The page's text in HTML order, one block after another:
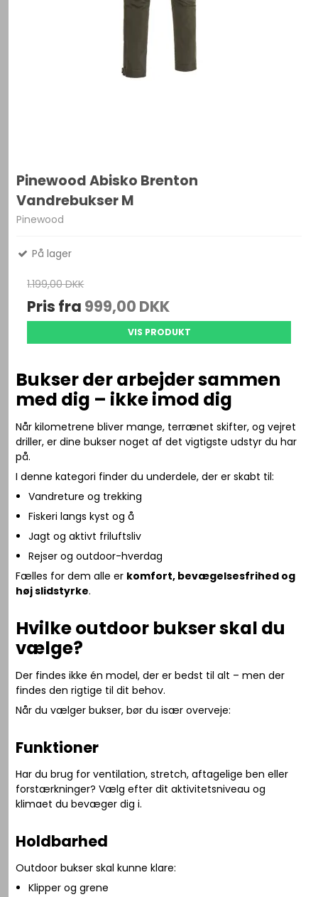
Pinewood Abisko Brenton
Vandrebukser M
Pinewood
På lager
1.199,00 DKK
Pris fra 999,00 DKK
VIS PRODUKT
Bukser der arbejder sammen
med dig – ikke imod dig
Når kilometrene bliver mange, terrænet skifter, og vejret
driller, er dine bukser noget af det vigtigste udstyr du har
på.
I denne kategori finder du underdele, der er skabt til:
Vandreture og trekking
Fiskeri langs kyst og å
Jagt og aktivt friluftsliv
Rejser og outdoor-hverdag
Fælles for dem alle er komfort, bevægelsesfrihed og
høj slidstyrke.
Hvilke outdoor bukser skal du
vælge?
Der findes ikke én model, der er bedst til alt – men der
findes den rigtige til dit behov.
Når du vælger bukser, bør du især overveje:
Funktioner
Har du brug for ventilation, stretch, aftagelige ben eller
forstærkninger? Vælg efter dit aktivitetsniveau og
klimaet du bevæger dig i.
Holdbarhed
Outdoor bukser skal kunne klare:
Klipper og grene